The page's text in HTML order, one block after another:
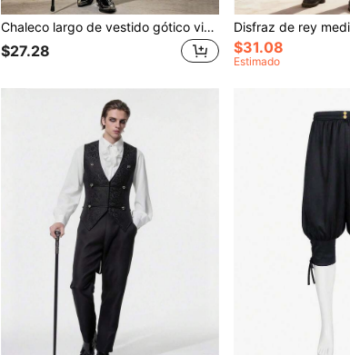
Chaleco largo de vestido gótico vintage medieval para hombres
$27.28 $31.08
Estimado